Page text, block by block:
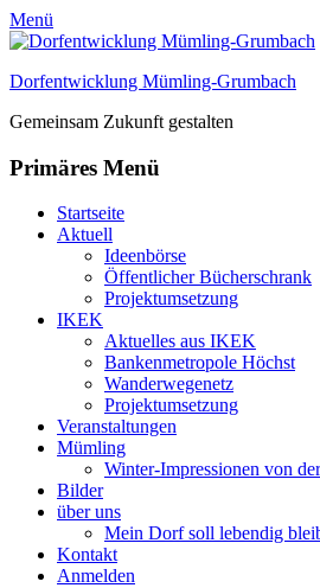
Menü
Dorfentwicklung Mümling-Grumbach
Gemeinsam Zukunft gestalten
Primäres Menü
Zum
Inhalt
Startseite
Aktuell
Ideenbörse
Öffentlicher Bücherschrank
Projektumsetzung
IKEK
Aktuelles aus IKEK
Bankenmetropole Höchst
Wanderwegenetz
Projektumsetzung
Veranstaltungen
Mümling
Winter-Impressionen von
Bilder
über uns
Mein Dorf soll lebendig
Kontakt
Anmelden